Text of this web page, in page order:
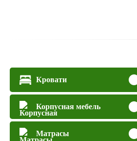
Кровати
Корпусная мебель
Матрасы